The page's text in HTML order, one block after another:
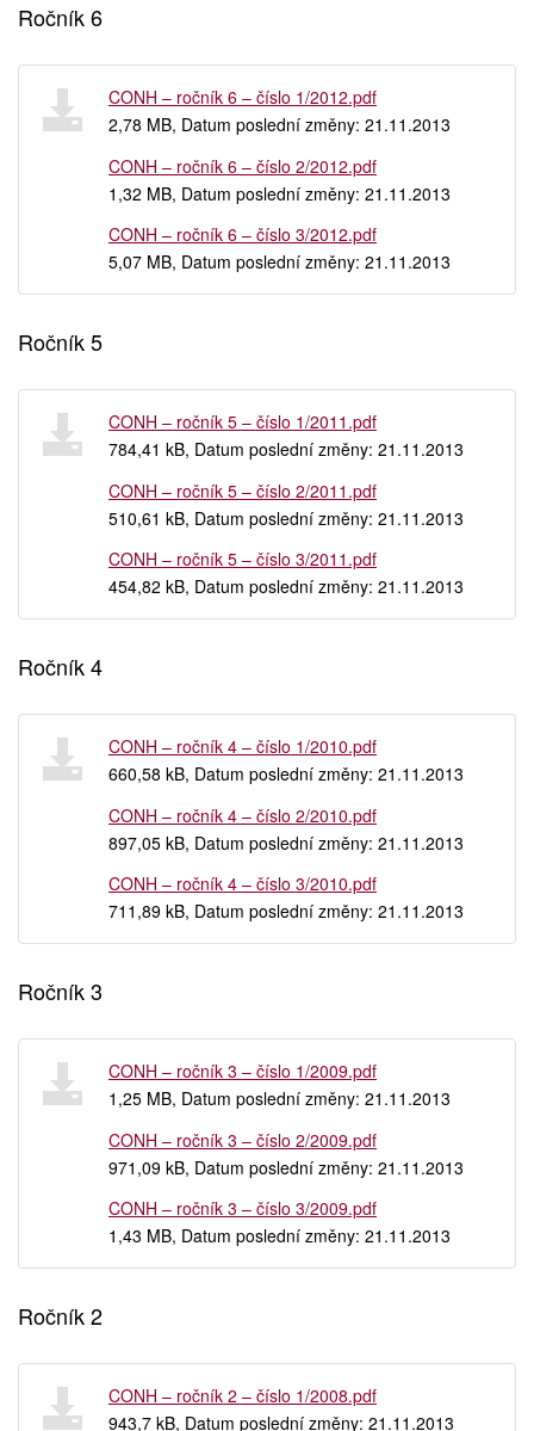
Ročník 6
CONH – ročník 6 – číslo 1/2012.pdf
2,78 MB, Datum poslední změny: 21.11.2013
CONH – ročník 6 – číslo 2/2012.pdf
1,32 MB, Datum poslední změny: 21.11.2013
CONH – ročník 6 – číslo 3/2012.pdf
5,07 MB, Datum poslední změny: 21.11.2013
Ročník 5
CONH – ročník 5 – číslo 1/2011.pdf
784,41 kB, Datum poslední změny: 21.11.2013
CONH – ročník 5 – číslo 2/2011.pdf
510,61 kB, Datum poslední změny: 21.11.2013
CONH – ročník 5 – číslo 3/2011.pdf
454,82 kB, Datum poslední změny: 21.11.2013
Ročník 4
CONH – ročník 4 – číslo 1/2010.pdf
660,58 kB, Datum poslední změny: 21.11.2013
CONH – ročník 4 – číslo 2/2010.pdf
897,05 kB, Datum poslední změny: 21.11.2013
CONH – ročník 4 – číslo 3/2010.pdf
711,89 kB, Datum poslední změny: 21.11.2013
Ročník 3
CONH – ročník 3 – číslo 1/2009.pdf
1,25 MB, Datum poslední změny: 21.11.2013
CONH – ročník 3 – číslo 2/2009.pdf
971,09 kB, Datum poslední změny: 21.11.2013
CONH – ročník 3 – číslo 3/2009.pdf
1,43 MB, Datum poslední změny: 21.11.2013
Ročník 2
CONH – ročník 2 – číslo 1/2008.pdf
943,7 kB, Datum poslední změny: 21.11.2013